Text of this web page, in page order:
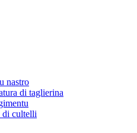
nastro
di taglierina
di cultelli